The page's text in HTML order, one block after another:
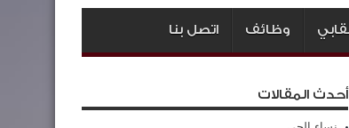
وظائف اتصل بنا
أحدث المقالات